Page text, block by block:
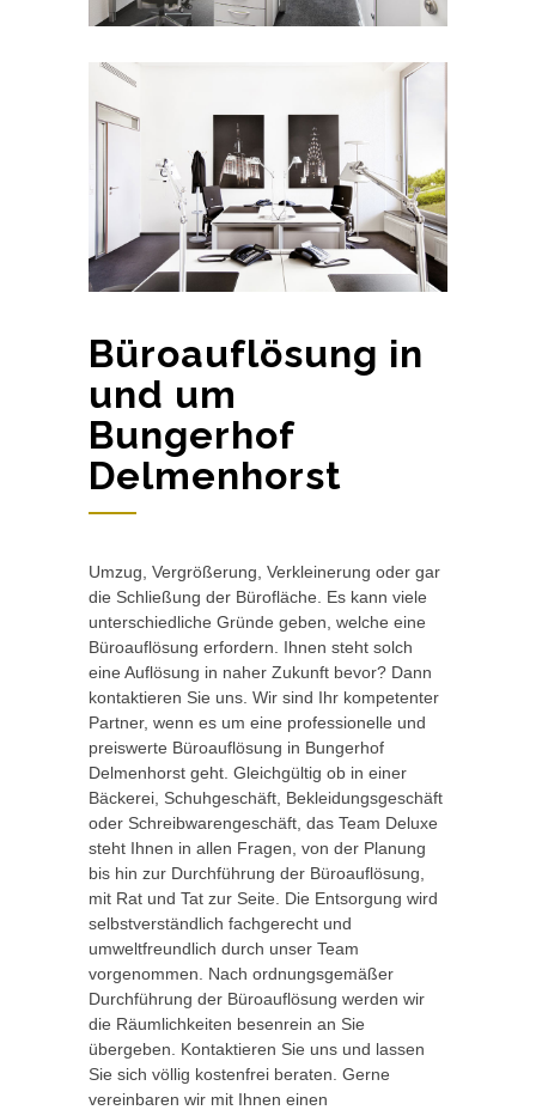
Büroauflösung in
und um
Bungerhof
Delmenhorst
Umzug, Vergrößerung, Verkleinerung oder gar
die Schließung der Bürofläche. Es kann viele
unterschiedliche Gründe geben, welche eine
Büroauflösung erfordern. Ihnen steht solch
eine Auflösung in naher Zukunft bevor? Dann
kontaktieren Sie uns. Wir sind Ihr kompetenter
Partner, wenn es um eine professionelle und
preiswerte Büroauflösung in Bungerhof
Delmenhorst geht. Gleichgültig ob in einer
Bäckerei, Schuhgeschäft, Bekleidungsgeschäft
oder Schreibwarengeschäft, das Team Deluxe
steht Ihnen in allen Fragen, von der Planung
bis hin zur Durchführung der Büroauflösung,
mit Rat und Tat zur Seite. Die Entsorgung wird
selbstverständlich fachgerecht und
umweltfreundlich durch unser Team
vorgenommen. Nach ordnungsgemäßer
Durchführung der Büroauflösung werden wir
die Räumlichkeiten besenrein an Sie
übergeben. Kontaktieren Sie uns und lassen
Sie sich völlig kostenfrei beraten. Gerne
vereinbaren wir mit Ihnen einen